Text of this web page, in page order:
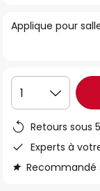
the
Applique pour
1
Retours sous
Experts à
Recommandé